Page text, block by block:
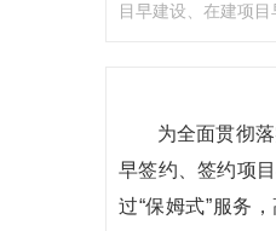
目早建设、在建项
为全面贯彻
早签约、签约项
过“保姆式”服务